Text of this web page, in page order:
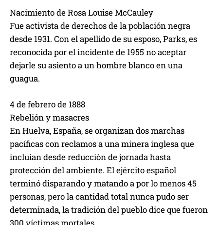
Nacimiento de Rosa Louise McCauley
Fue activista de derechos de la población negra
desde 1931. Con el apellido de su esposo, Parks, es
reconocida por el incidente de 1955 no aceptar
dejarle su asiento a un hombre blanco en una
guagua.
4 de febrero de 1888
Rebelión y masacres
En Huelva, España, se organizan dos marchas
pacíficas con reclamos a una minera inglesa que
incluían desde reducción de jornada hasta
protección del ambiente. El ejército español
terminó disparando y matando a por lo menos 45
personas, pero la cantidad total nunca pudo ser
determinada, la tradición del pueblo dice que fueron